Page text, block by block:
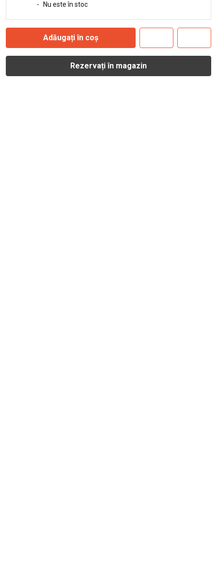
-
Nu este în stoc
Adăugați în coș
Rezervați în magazin